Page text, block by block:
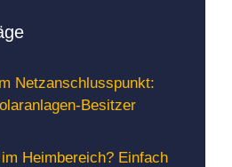
Netzanschlusspunkt:
Besitzer
Heimbereich? Einfach